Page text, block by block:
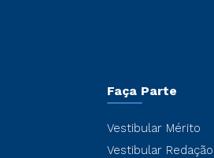
Faça Parte
Vestibular Mérito
Vestibular Redação